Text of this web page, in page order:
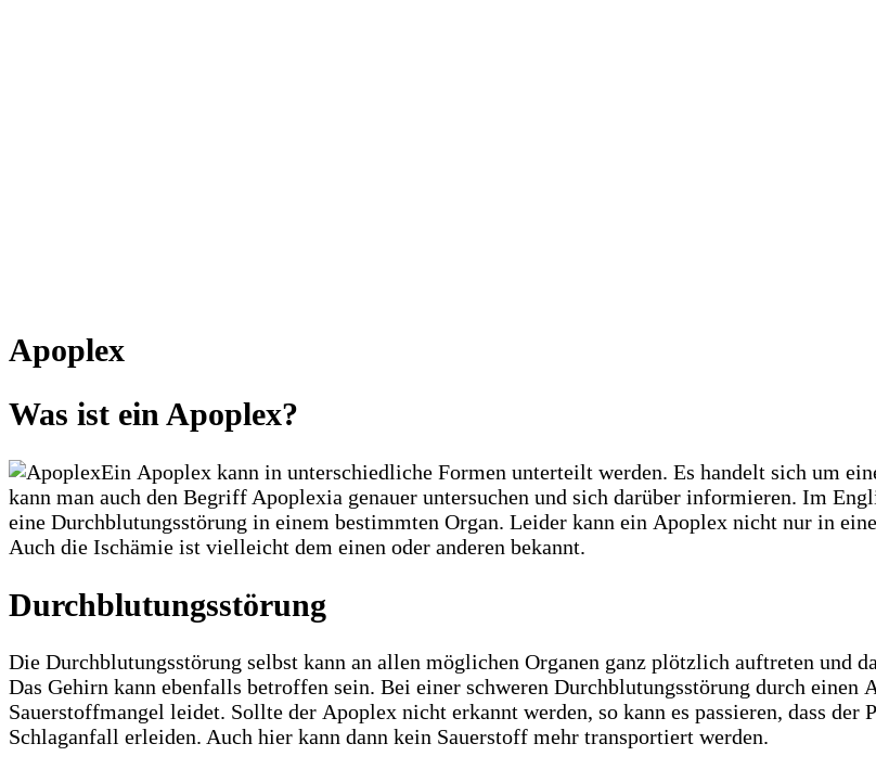
Apoplex
Was ist ein Apoplex?
Ein Apoplex kann in unterschiedliche Formen unterteilt werden. Es handelt sich um
kann man auch den Begriff Apoplexia genauer untersuchen und sich darüber informieren. Im
eine Durchblutungsstörung in einem bestimmten Organ. Leider kann ein Apoplex nicht nur in
Auch die Ischämie ist vielleicht dem einen oder anderen bekannt.
Durchblutungsstörung
Die Durchblutungsstörung selbst kann an allen möglichen Organen ganz plötzlich auftreten und
Das Gehirn kann ebenfalls betroffen sein. Bei einer schweren Durchblutungsstörung durch einen
Sauerstoffmangel leidet. Sollte der Apoplex nicht erkannt werden, so kann es passieren, dass
Schlaganfall erleiden. Auch hier kann dann kein Sauerstoff mehr transportiert werden.